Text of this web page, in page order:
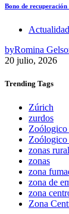
Bono de recuperación
Actualidad
byRomina
20 julio, 2026
Trending Tags
Zúrich
zurdos
zonas
zonas
zona
zona de
zona
Zona